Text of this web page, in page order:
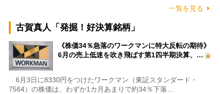
一覧を見る
古賀真人「発掘！好決算銘柄」
《株価34％急落のワークマンに特大反転の期待》
6月の売上低迷を吹き飛ばす第1四半期決算、…
6月3日に8330円をつけたワークマン（東証スタンダード・
7564）の株価は、わずか1カ月あまりで約34％下落…